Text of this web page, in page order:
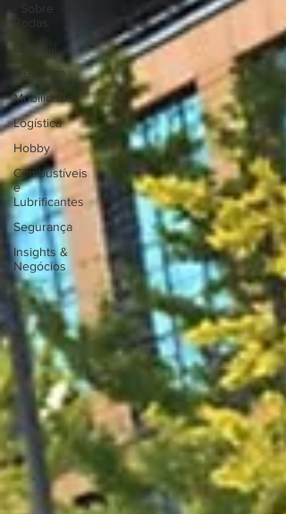
- Sobre
Rodas
Editorial
Mecânica
Mobilidade
Logística
Hobby
Combustíveis
e
Lubrificantes
Segurança
Insights &
Negócios